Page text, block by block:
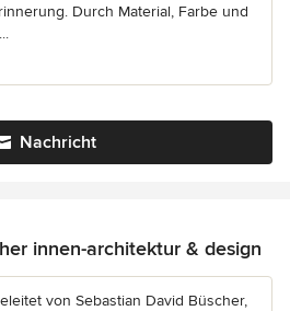
Durch Material, Farbe und
Nachricht
innen-architektur & design
von Sebastian David Büscher,